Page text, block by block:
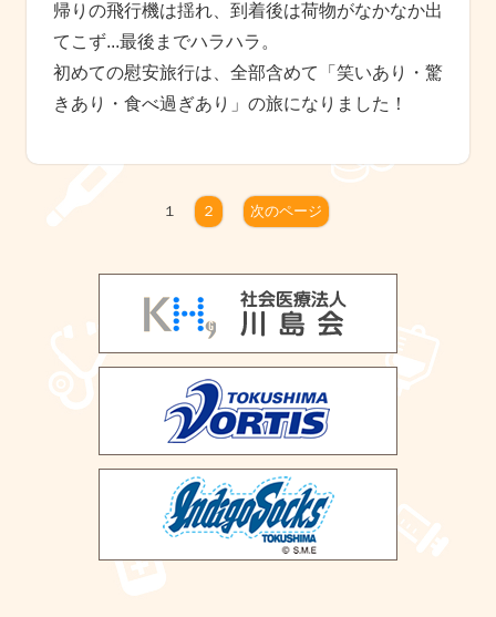
帰りの飛行機は揺れ、到着後は荷物がなかなか出
てこず...最後までハラハラ。
初めての慰安旅行は、全部含めて「笑いあり・驚
きあり・食べ過ぎあり」の旅になりました！
１ ２ 次のページ